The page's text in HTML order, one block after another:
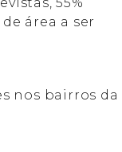
área a ser
nos bairros da